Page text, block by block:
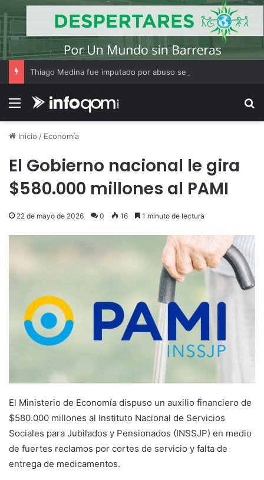
Menú
Inicio / Economía
El Gobierno nacional le gira
$580.000 millones al PAMI
22 de mayo de 2026 0 16 1 minuto de lectura
El Ministerio de Economía dispuso un auxilio financiero de
$580.000 millones al Instituto Nacional de Servicios
Sociales para Jubilados y Pensionados (INSSJP) en medio
de fuertes reclamos por cortes de servicio y falta de
entrega de medicamentos.